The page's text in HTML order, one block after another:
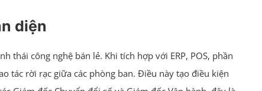
diện
thái công nghệ bán lẻ. Khi tích hợp với ERP, POS, phần
tác rời rạc giữa các phòng ban. Điều này tạo điều kiện